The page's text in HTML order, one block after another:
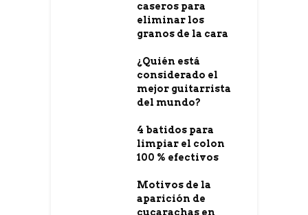
caseros para
eliminar los
granos de la cara
¿Quién está
considerado el
mejor guitarrista
del mundo?
4 batidos para
limpiar el colon
100 % efectivos
Motivos de la
aparición de
cucarachas en